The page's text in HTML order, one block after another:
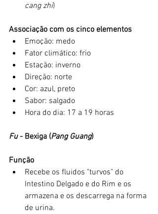
cang zhi)
Associação com os cinco elementos
Emoção: medo
Fator climático: frio
Estação: inverno
Direção: norte
Cor: azul, preto
Sabor: salgado
Hora do dia: 17 a 19 horas
Fu - Bexiga (Pang Guang)
Função
Recebe os fluidos "turvos" do
Intestino Delgado e do Rim e os
armazena e os descarrega na forma
de urina.